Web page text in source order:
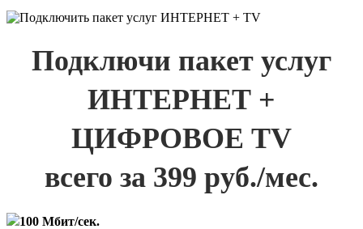
Подключи пакет услуг
ИНТЕРНЕТ +
ЦИФРОВОЕ TV
всего за 399 руб./мес.
100 Мбит/сек.